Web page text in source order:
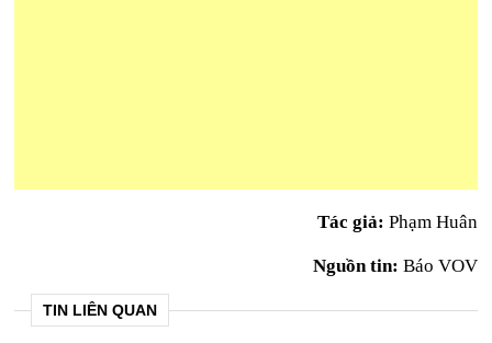
Tác giả: Phạm Huân
Nguồn tin: Báo VOV
TIN LIÊN QUAN